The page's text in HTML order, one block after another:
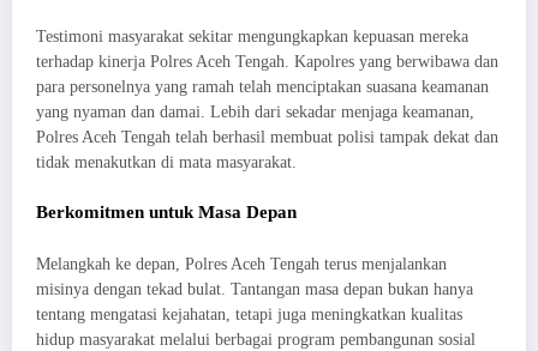
Testimoni masyarakat sekitar mengungkapkan kepuasan mereka
terhadap kinerja Polres Aceh Tengah. Kapolres yang berwibawa dan
para personelnya yang ramah telah menciptakan suasana keamanan
yang nyaman dan damai. Lebih dari sekadar menjaga keamanan,
Polres Aceh Tengah telah berhasil membuat polisi tampak dekat dan
tidak menakutkan di mata masyarakat.
Berkomitmen untuk Masa Depan
Melangkah ke depan, Polres Aceh Tengah terus menjalankan
misinya dengan tekad bulat. Tantangan masa depan bukan hanya
tentang mengatasi kejahatan, tetapi juga meningkatkan kualitas
hidup masyarakat melalui berbagai program pembangunan sosial